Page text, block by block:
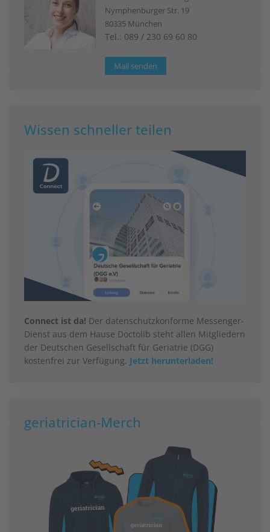
Nymphenburger Str. 19
80335 München
Tel.: 089 / 230 69 60 80
Mail senden
Wissen schneller teilen
Connect ist da! Der datenschutzkonforme Messenger-
Dienst aus dem Hause Doctolib steht allen Mitgliedern
der Deutschen Gesellschaft für Geriatrie (DGG)
kostenfrei zur Verfügung. Jetzt herunterladen!
geriatrician-Merch